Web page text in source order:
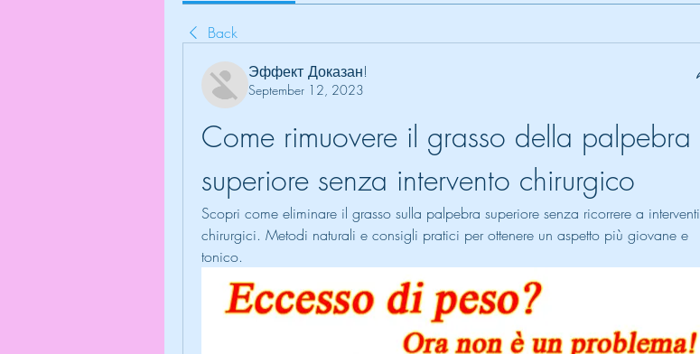
Back
Эффект Доказан!
September 12, 2023
Come rimuovere il grasso della palpebra
superiore senza intervento chirurgico
Scopri come eliminare il grasso sulla palpebra superiore senza ricorrere a interventi
chirurgici. Metodi naturali e consigli pratici per ottenere un aspetto più giovane e
tonico.